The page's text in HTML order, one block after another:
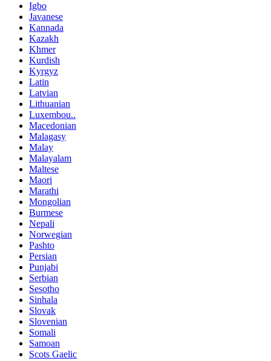
Igbo
Javanese
Kannada
Kazakh
Khmer
Kurdish
Kyrgyz
Latin
Latvian
Lithuanian
Luxembou..
Macedonian
Malagasy
Malay
Malayalam
Maltese
Maori
Marathi
Mongolian
Burmese
Nepali
Norwegian
Pashto
Persian
Punjabi
Serbian
Sesotho
Sinhala
Slovak
Slovenian
Somali
Samoan
Scots Gaelic